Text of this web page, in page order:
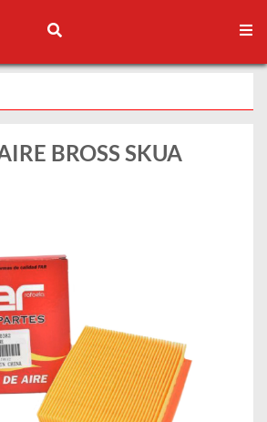
BROSS SKUA